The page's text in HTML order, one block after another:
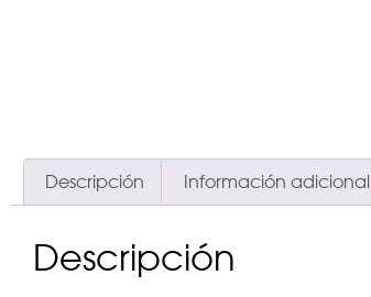
Descripción Información adicional
Descripción